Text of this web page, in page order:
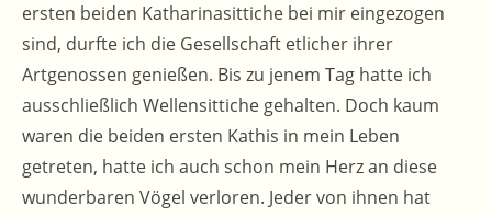
ersten beiden Katharinasittiche bei mir eingezogen
sind, durfte ich die Gesellschaft etlicher ihrer
Artgenossen genießen. Bis zu jenem Tag hatte ich
ausschließlich Wellensittiche gehalten. Doch kaum
waren die beiden ersten Kathis in mein Leben
getreten, hatte ich auch schon mein Herz an diese
wunderbaren Vögel verloren. Jeder von ihnen hat